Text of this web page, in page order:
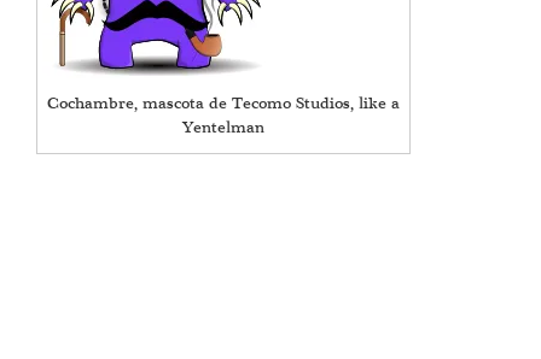
Cochambre, mascota de Tecomo Studios, like a
Yentelman